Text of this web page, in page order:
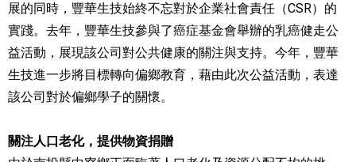
展的同時，豐華生技始終不忘對於企業社會責任（CSR）的
實踐。去年，豐華生技參與了癌症基金會舉辦的乳癌健走公
益活動，展現該公司對公共健康的關注與支持。今年，豐華
生技進一步將目標轉向偏鄉教育，藉由此次公益活動，表達
該公司對於偏鄉學子的關懷。
關注人口老化，提供物資捐贈